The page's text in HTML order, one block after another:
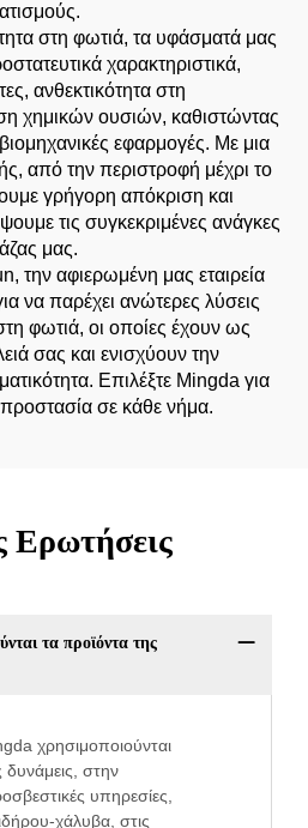
στη φωτιά, τα υφάσματά μας
χαρακτηριστικά,
ανθεκτικότητα στη
χημικών ουσιών, καθιστώντας
εφαρμογές. Με μια
από την περιστροφή μέχρι το
γρήγορη απόκριση και
τις συγκεκριμένες ανάγκες
μας.
την αφιερωμένη μας εταιρεία
να παρέχει ανώτερες λύσεις
φωτιά, οι οποίες έχουν ως
σας και ενισχύουν την
Επιλέξτε Mingda για
σε κάθε νήμα.
Ερωτήσεις
τα προϊόντα της
χρησιμοποιούνται
δυνάμεις, στην
υπηρεσίες,
χάλυβα, στις